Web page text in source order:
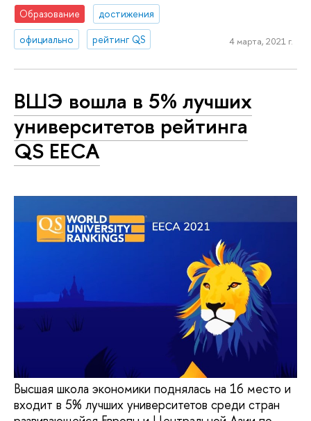
Образование
достижения
официально
рейтинг QS 4 марта, 2021 г.
ВШЭ вошла в 5% лучших
университетов рейтинга
QS EECA
Высшая школа экономики поднялась на 16 место и
входит в 5% лучших университетов среди стран